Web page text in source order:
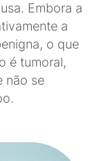
Embora a
a
o que
é tumoral,
não se